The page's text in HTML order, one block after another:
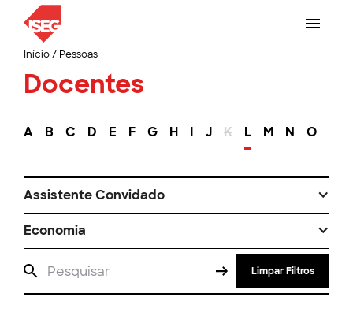
Início/ Pessoas
Docentes
A B C D E F G H I J K L M N O
Assistente Convidado
Economia
Limpar Filtros